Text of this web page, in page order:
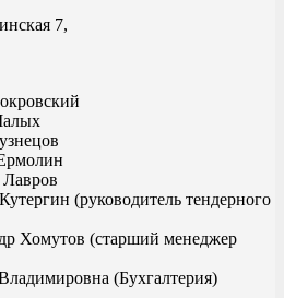
7,
(руководитель тендерного
Хомутов (старший менеджер
(Бухгалтерия)